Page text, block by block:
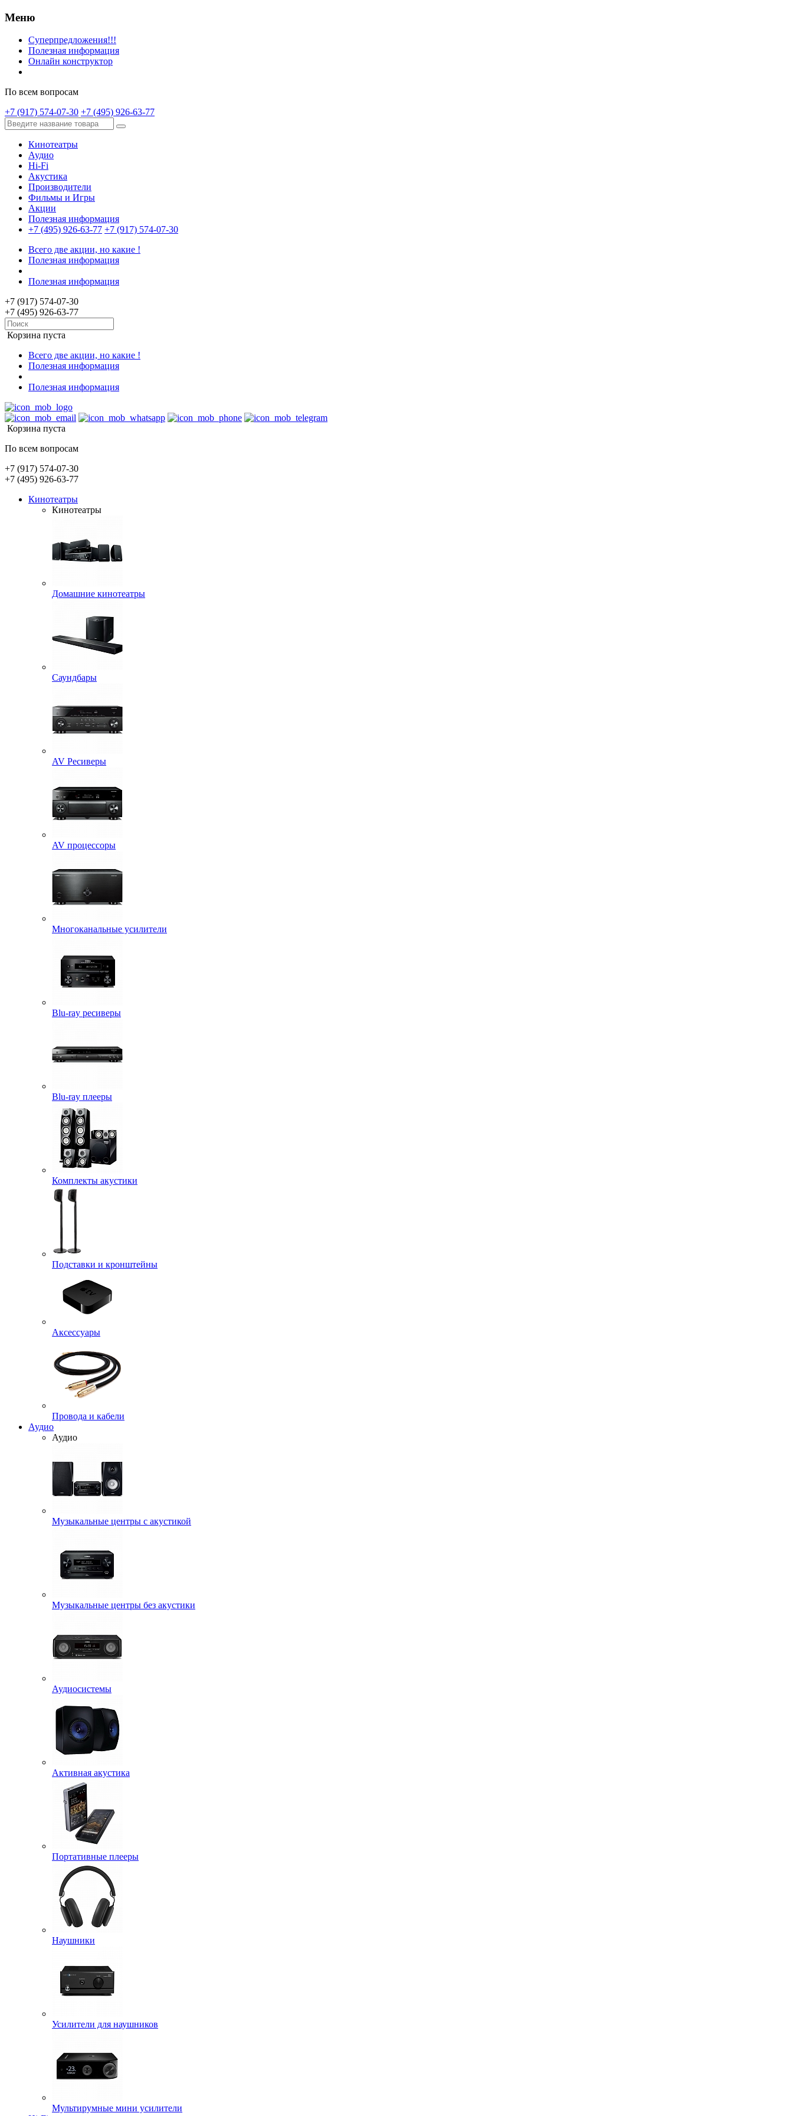
Меню
Суперпредложения!!!
Полезная информация
Онлайн конструктор
По всем вопросам
+7 (917) 574-07-30 +7 (495) 926-63-77
Кинотеатры
Аудио
Hi-Fi
Акустика
Производители
Фильмы и Игры
Акции
Полезная информация
+7 (495) 926-63-77 +7 (917) 574-07-30
Всего две акции, но какие !
Полезная информация
Полезная информация
+7 (917) 574-07-30
+7 (495) 926-63-77
Корзина пуста
Всего две акции, но какие !
Полезная информация
Полезная информация
Корзина пуста
По всем вопросам
+7 (917) 574-07-30
+7 (495) 926-63-77
Кинотеатры
Кинотеатры
Домашние кинотеатры
Саундбары
AV Ресиверы
AV процессоры
Многоканальные усилители
Blu-ray ресиверы
Blu-ray плееры
Комплекты акустики
Подставки и кронштейны
Аксессуары
Провода и кабели
Аудио
Аудио
Музыкальные центры с акустикой
Музыкальные центры без акустики
Аудиосистемы
Активная акустика
Портативные плееры
Наушники
Усилители для наушников
Мультирумные мини усилители